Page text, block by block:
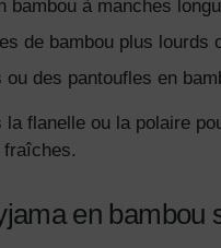
bambou à manches
de bambou plus
des pantoufles en
la flanelle ou la polaire
fraîches.
en bambou